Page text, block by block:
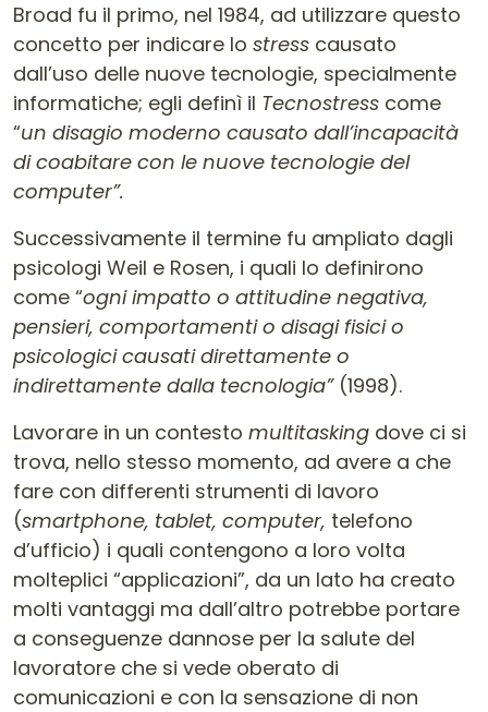
Broad fu il primo, nel 1984, ad utilizzare questo
concetto per indicare lo stress causato
dall’uso delle nuove tecnologie, specialmente
informatiche; egli definì il Tecnostress come
“un disagio moderno causato dall’incapacità
di coabitare con le nuove tecnologie del
computer”.
Successivamente il termine fu ampliato dagli
psicologi Weil e Rosen, i quali lo definirono
come “ogni impatto o attitudine negativa,
pensieri, comportamenti o disagi fisici o
psicologici causati direttamente o
indirettamente dalla tecnologia”(1998).
Lavorare in un contesto multitasking dove ci si
trova, nello stesso momento, ad avere a che
fare con differenti strumenti di lavoro
(smartphone, tablet, computer, telefono
d’ufficio) i quali contengono a loro volta
molteplici “applicazioni”, da un lato ha creato
molti vantaggi ma dall’altro potrebbe portare
a conseguenze dannose per la salute del
lavoratore che si vede oberato di
comunicazioni e con la sensazione di non